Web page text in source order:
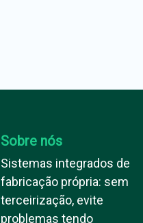
Sobre nós
Sistemas integrados de
fabricação própria: sem
terceirização, evite
problemas tendo